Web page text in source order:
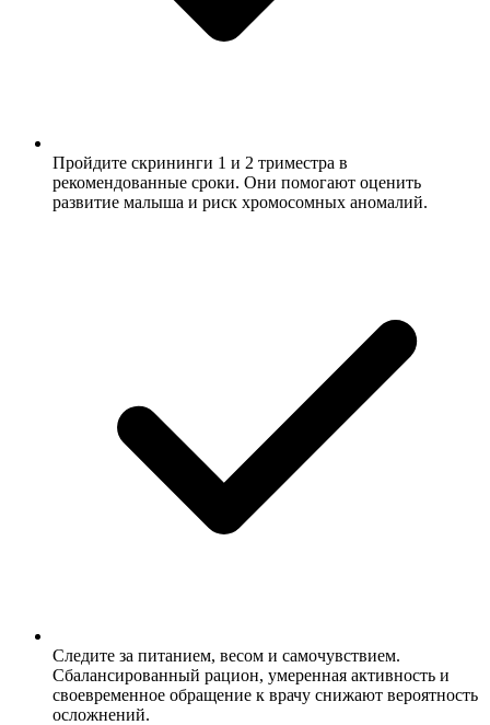
Пройдите скрининги 1 и 2 триместра в
рекомендованные сроки. Они помогают оценить
развитие малыша и риск хромосомных аномалий.
Следите за питанием, весом и самочувствием.
Сбалансированный рацион, умеренная активность и
своевременное обращение к врачу снижают вероятность
осложнений.